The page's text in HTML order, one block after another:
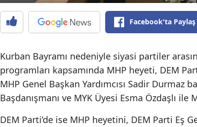
Facebook'ta Paylaş
Kurban Bayramı nedeniyle siyasi partiler
programları kapsamında MHP heyeti, DEM
MHP Genel Başkan Yardımcısı Sadir Durmaz
Başdanışmanı ve MYK Üyesi Esma Özdaşlı ile
DEM Parti’de ise MHP heyetini, DEM Parti Eş